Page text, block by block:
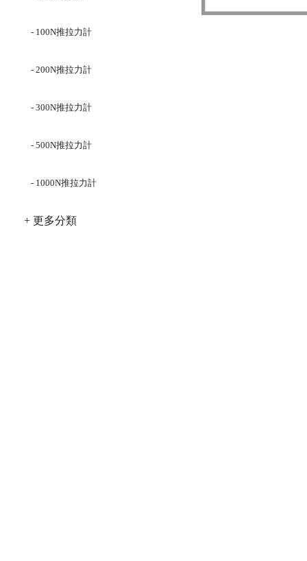
- 100N推拉力計
- 200N推拉力計
- 300N推拉力計
- 500N推拉力計
- 1000N推拉力計
+ 更多分類